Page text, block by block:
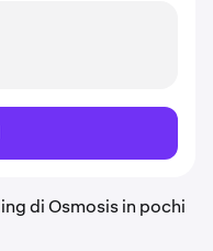
di Osmosis in pochi